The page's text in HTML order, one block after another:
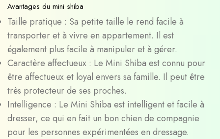
Avantages du mini shiba
Taille pratique : Sa petite taille le rend facile à
transporter et à vivre en appartement. Il est
également plus facile à manipuler et à gérer.
Caractère affectueux : Le Mini Shiba est connu pour
être affectueux et loyal envers sa famille. Il peut être
très protecteur de ses proches.
Intelligence : Le Mini Shiba est intelligent et facile à
dresser, ce qui en fait un bon chien de compagnie
pour les personnes expérimentées en dressage.